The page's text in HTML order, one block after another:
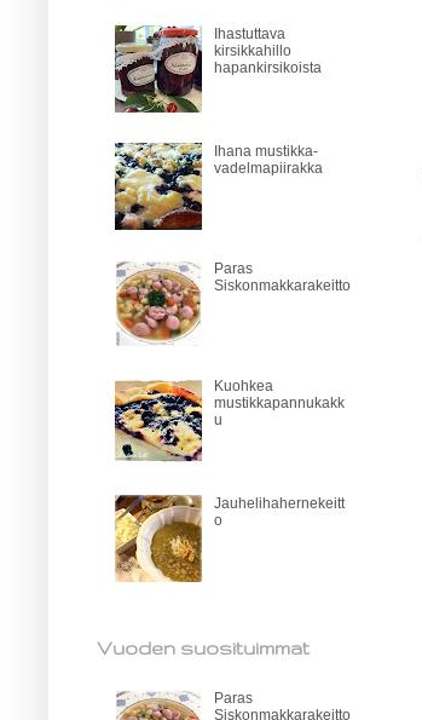
Ihastuttava
kirsikkahillo
hapankirsikoista
Ihana mustikka-
vadelmapiirakka
Paras
Siskonmakkarakeitto
Kuohkea
mustikkapannukakk
u
Jauhelihahernekeitt
o
Vuoden suosituimmat
Paras
Siskonmakkarakeitto